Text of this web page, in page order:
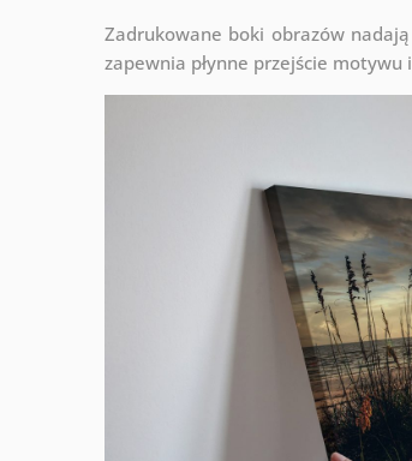
Zadrukowane boki obrazów
zapewnia płynne przejście